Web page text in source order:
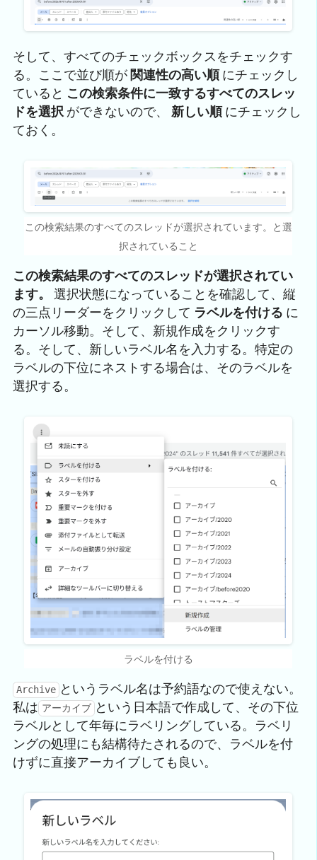
そして、すべてのチェックボックスをチェックす
る。ここで並び順が 関連性の高い順にチェックし
ていると この検索条件に一致するすべてのスレッ
ドを選択 ができないので、 新しい順にチェックし
ておく。
この検索結果のすべてのスレッドが選択されています。と選
択されていること
この検索結果のすべてのスレッドが選択されてい
ます。
選択状態になっていることを確認して、縦
の三点リーダーをクリックして ラベルを付ける に
カーソル移動。そして、新規作成をクリックす
る。そして、新しいラベル名を入力する。特定の
ラベルの下位にネストする場合は、そのラベルを
選択する。
ラベルを付ける
Archive というラベル名は予約語なので使えない。
私は アーカイブ という日本語で作成して、その下位
ラベルとして年毎にラベリングしている。ラベリ
ングの処理にも結構待たされるので、ラベルを付
けずに直接アーカイブしても良い。